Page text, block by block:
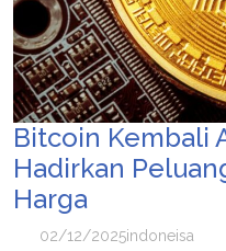
Bitcoin Kembali
Hadirkan
Harga
02/12/2025indoneisa